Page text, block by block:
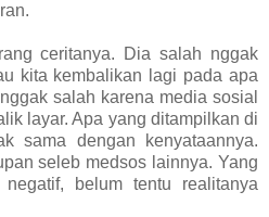
ceritanya. Dia salah nggak
kita kembalikan lagi pada apa
salah karena media sosial
layar. Apa yang ditampilkan di
sama dengan kenyataannya.
seleb medsos lainnya. Yang
belum tentu realitanya